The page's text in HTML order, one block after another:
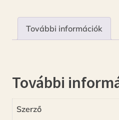
További információk
További
Szerző